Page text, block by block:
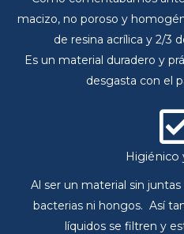
macizo, no poroso y
de resina acrílica y 2/3
Es un material duradero y
desgasta con el
Al ser un material sin
bacterias ni hongos. Así
líquidos se filtren y